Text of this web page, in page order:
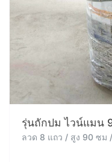
รุ่นถักปม ไวน์แมน
ลวด 8 แถว / สูง 90 ซม